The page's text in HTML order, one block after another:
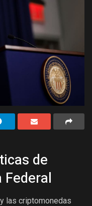
de
Federal
las criptomonedas